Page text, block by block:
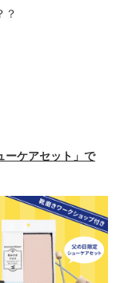
？
ーケアセット」で